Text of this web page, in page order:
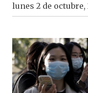
lunes 2 de octubre,